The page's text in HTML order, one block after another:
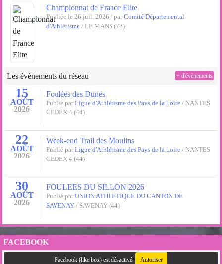
Championnat de France Elite
Publiée le 26 juil. 2026 / par Comité Départemental
d'Athlétisme/ LE MANS (72)
Les évènements du réseau
15
AOÛT
2026
Foulées des Dunes
Publié par Ligue d'Athlétisme des Pays de la Loire/ NANTES
CEDEX 4 (44)
22
AOÛT
2026
Week-end Trail des Moulins
Publié par Ligue d'Athlétisme des Pays de la Loire/ NANTES
CEDEX 4 (44)
30
AOÛT
2026
FOULEES DU SILLON 2026
Publié par UNION ATHLETIQUE DU CANTON DE
SAVENAY/ SAVENAY (44)
+ d'évènements
FACEBOOK
Facebook (like box) est désactivé. Autoriser